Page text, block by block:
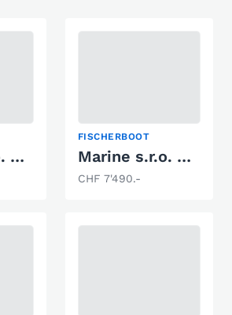
Marine s.r.o. 400 Fish DLX
FISCHERBOOT
Marine s.r.o. 450 FISH DLX
CHF 7'490.-